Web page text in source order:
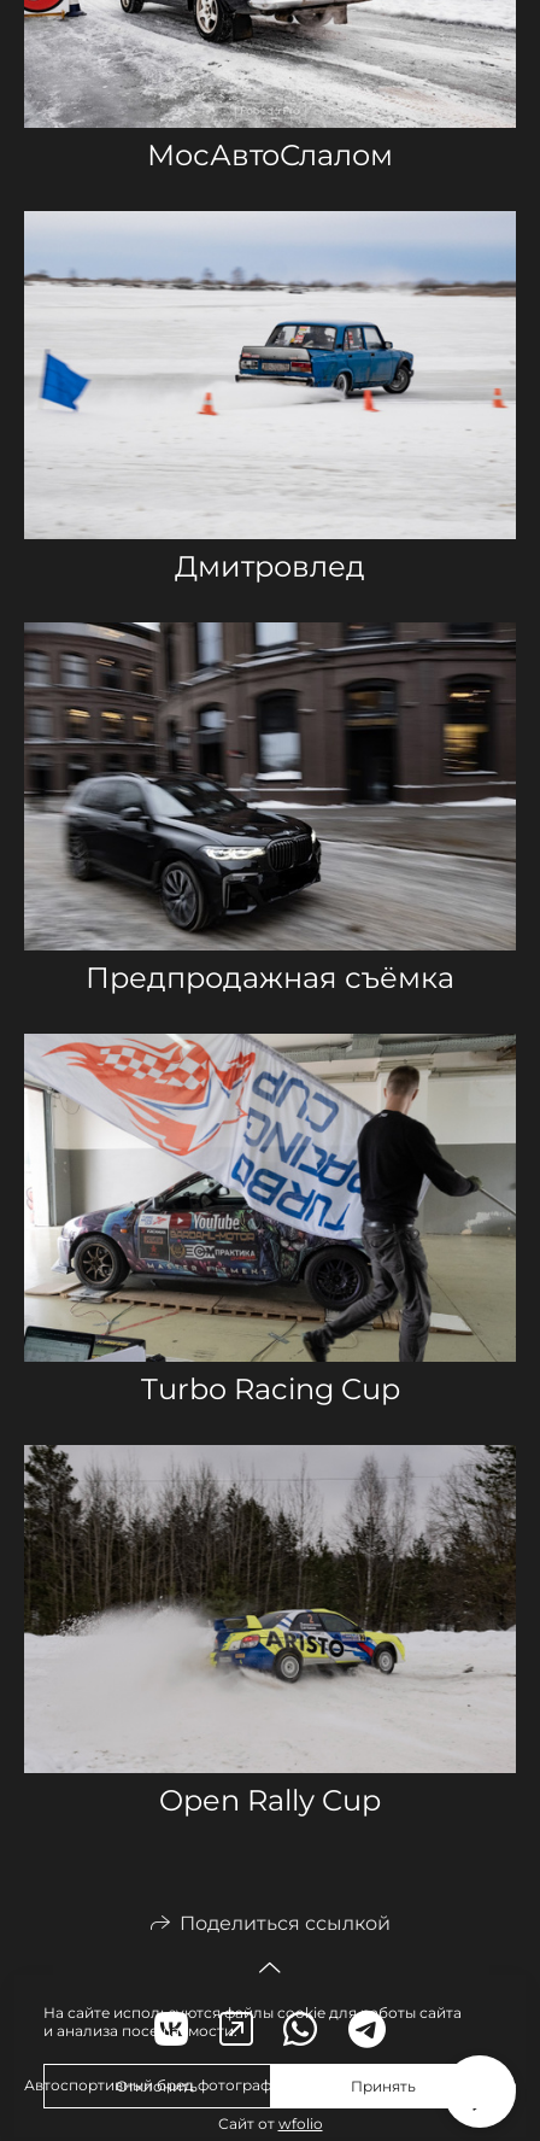
МосАвтоСлалом
Дмитровлед
Предпродажная съёмка
Turbo Racing Cup
Open Rally Cup
Поделиться ссылкой
Автоспортивный бред фотограф в Москве — Виктория Логинова
Сайт от wfolio
На сайте используются файлы cookie для работы сайта
и анализа посещаемости.
Отклонить Принять